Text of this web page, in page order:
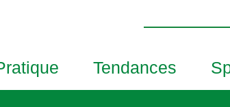
V
Tendances